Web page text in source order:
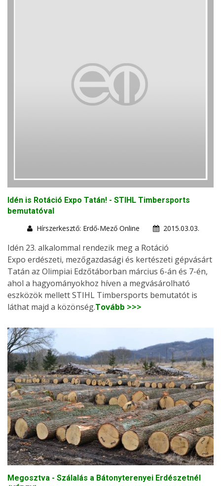
Idén is Rotáció Expo Tatán! - STIHL Timbersports
bemutatóval
Hírszerkesztő: Erdő-Mező Online
2015.03.03.
Idén 23. alkalommal rendezik meg a Rotáció
Expo erdészeti, mezőgazdasági és kertészeti gépvásárt
Tatán az Olimpiai Edzőtáborban március 6-án és 7-én,
ahol a hagyományokhoz híven a megvásárolható
eszközök mellett STIHL Timbersports bemutatót is
láthat majd a közönség.Tovább >>>
Megosztva - Szálalás a Bátonyterenyei Erdészetnél